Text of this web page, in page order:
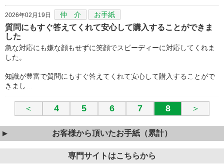
2026年02月19日 仲 介 お手紙
質問にもすぐ答えてくれて安心して購入することができま
した
急な対応にも嫌な顔もせずに笑顔でスピーディーに対応してくれま
した。
知識が豊富で質問にもすぐ答えてくれて安心して購入することがで
きまし…
＜ 4 5 6 7 8 ＞
お客様から頂いたお手紙（累計）
専門サイトはこちらから